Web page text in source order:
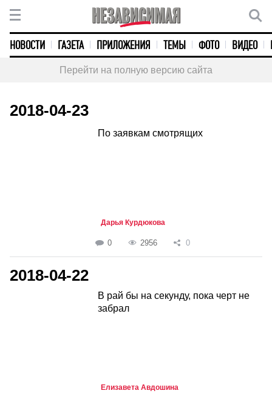
НОВОСТИ ГАЗЕТА ПРИЛОЖЕНИЯ ТЕМЫ ФОТО ВИДЕО
Перейти на полную версию сайта
2018-04-23
По заявкам смотрящих
Дарья Курдюкова
0 2956 0
2018-04-22
В рай бы на секунду, пока черт не
забрал
Елизавета Авдошина